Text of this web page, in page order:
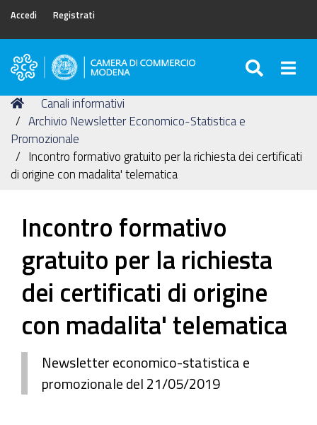
Accedi Registrati
Camera
Commercio
di
Modena
Tu
sei
qui:
Home
Canali informativi
Archivio Newsletter Economico-Statistica e
Promozionale
Incontro formativo gratuito per la richiesta dei certificati
di origine con madalita' telematica
Incontro formativo
gratuito per la richiesta
dei certificati di origine
con madalita' telematica
Newsletter economico-statistica e
promozionale del 21/05/2019